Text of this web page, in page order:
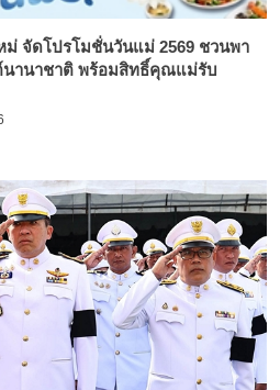
ม่ จัดโปรโมชั่นวันแม่ 2569 ชวนพา
นานาชาติ พร้อมสิทธิ์คุณแม่รับ